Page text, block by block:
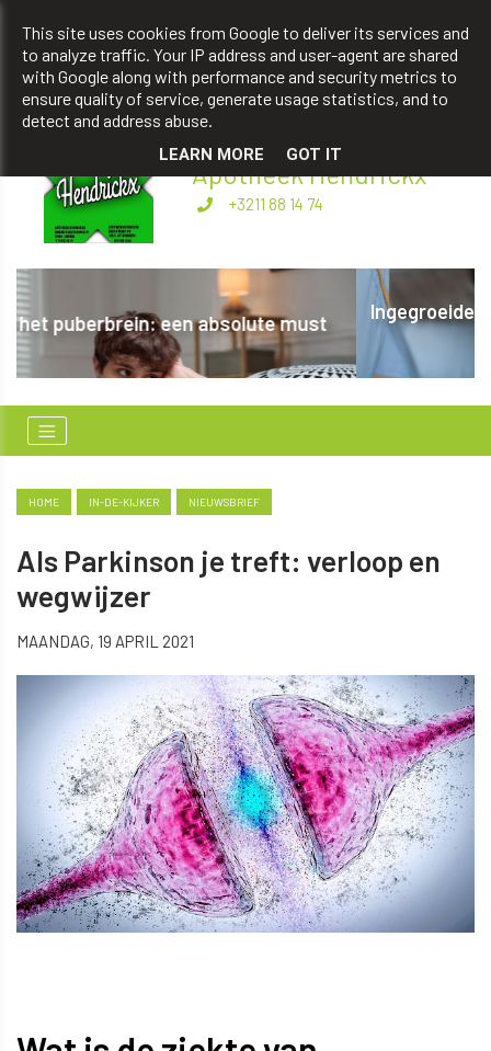
apotheekhendrickxbart@gmail.com
+3211 88 14 74
Apotheek Hendrickx
+3211 88 14 74
Ingegroeide nagels voorkomen: stap vooruit met
vertrouwen
HOME IN-DE-KIJKER NIEUWSBRIEF
Als Parkinson je treft: verloop en
wegwijzer
MAANDAG, 19 APRIL 2021
This site uses cookies from Google to deliver its services and
to analyze traffic. Your IP address and user-agent are shared
with Google along with performance and security metrics to
ensure quality of service, generate usage statistics, and to
detect and address abuse.
LEARN MORE GOT IT